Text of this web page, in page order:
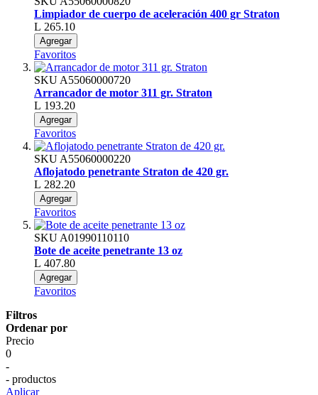
Limpiador de cuerpo de aceleración 400 gr Straton
L 265.10
Agregar
Favoritos
SKU A55060000720
Arrancador de motor 311 gr. Straton
L 193.20
Agregar
Favoritos
SKU A55060000220
Aflojatodo penetrante Straton de 420 gr.
L 282.20
Agregar
Favoritos
SKU A01990110110
Bote de aceite penetrante 13 oz
L 407.80
Agregar
Favoritos
Filtros
Ordenar por
Precio
0
-
- productos
Aplicar